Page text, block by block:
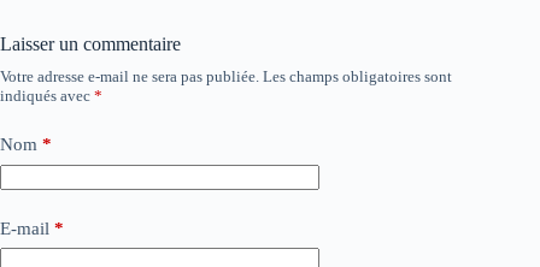
Laisser un commentaire
Votre adresse e-mail ne sera pas publiée. Les champs obligatoires sont
indiqués avec *
Nom *
E-mail *